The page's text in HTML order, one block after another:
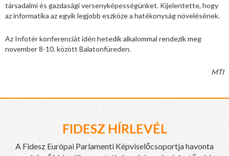
társadalmi és gazdasági versenyképességünket. Kijelentette, hogy
az informatika az egyik legjobb eszköze a hatékonyság növelésének.
Az Infotér konferenciát idén hetedik alkalommal rendezik meg
november 8-10. között Balatonfüreden.
MTI
FIDESZ HÍRLEVÉL
A Fidesz Európai Parlamenti Képviselőcsoportja havonta